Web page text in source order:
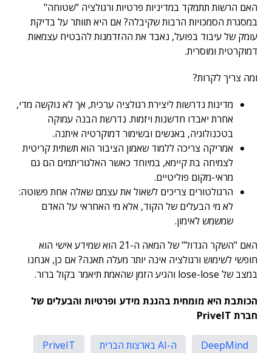
האם הרשות תתמקד במדיניות פרטיות ורגולציה "שטוחה"
במסגרת הסמכויות הרבות שקיבלה? אם היא תוותר על בדיקת
עומק של עיבוד בפועל, נאבד את ההזדמנות להבטיח עצמאות
דמוקרטית ומוסרית.
ומה צריך לקרות?
מדינות נדרשות ליצירת רגולציה ערכית, אך לא נוקשה מדי,
אחרת יאבדו חדשנות ויזמות. נדרשת הבנה עמוקה
בטכנולוגיה, באנשים ובשימור דמוקרטיה איתנה.
אמריקה צריכה ללמוד שאמון הציבור הוא תשתית קריטית
לצמיחה בת קיימא, במיוחד כאשר האלגוריתמים הם גם
מראי-מקום פוליטיים.
הרגולטורים צריכים לשאול את עצמם שאלה אחת פשוטה:
לא מי הבעלים של הקוד, אלא מי האחראי על האדם
שמשמש לאימון.
האם "השקר הגדול" של המאה ה-21 הוא שמידע אישי הוא
חופשי לשימוש ורגולציה אינה יותר מעלה תאנה? אם כן, אנחנו
במצב של lose-lose והגיע הזמן שהאמת תיאמר בקול ברור.
הכותבת היא מומחית בהגנת מידע ופרטיות והבעלים של
חברת PriveIT
DeepMind ה-AI בארצות הברית
PriveIT